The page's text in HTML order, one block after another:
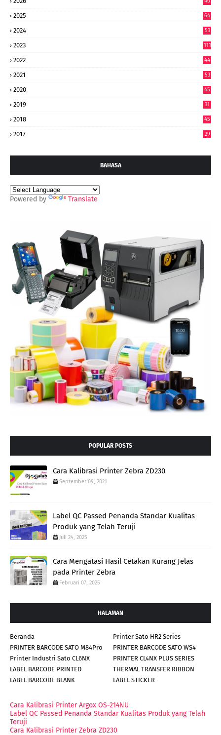
2025
64
2024
53
2023 111
2022
44
2021 53
2020 45
2019 31
2018 45
2017 29
BAHASA
Powered by Translate
POPULAR POSTS
Cara Kalibrasi Printer Zebra ZD230
September 09, 2021
Label QC Passed Penanda Standar Kualitas
Produk yang Telah Teruji
Juli 24, 2025
Cara Mengatasi Hasil Cetakan Kurang Jelas
pada Printer Zebra
Februari 07, 2025
HALAMAN
Beranda
Printer Sato HR2 Series
PRINTER BARCODE SATO M84Pro
PRINTER BARCODE SATO WS4
Printer Industri Sato CL6NX
PRINTER CL4NX PLUS SERIES
LABEL BARCODE PRINTED
THERMAL TRANSFER RIBBON
LABEL BARCODE BLANK
LABEL STICKER
Cara Kalibrasi Printer Argox OS-214NU
Label QC Passed Penanda Standar Kualitas Produk yang Telah
Teruji
Cara Kalibrasi Printer Zebra ZD230